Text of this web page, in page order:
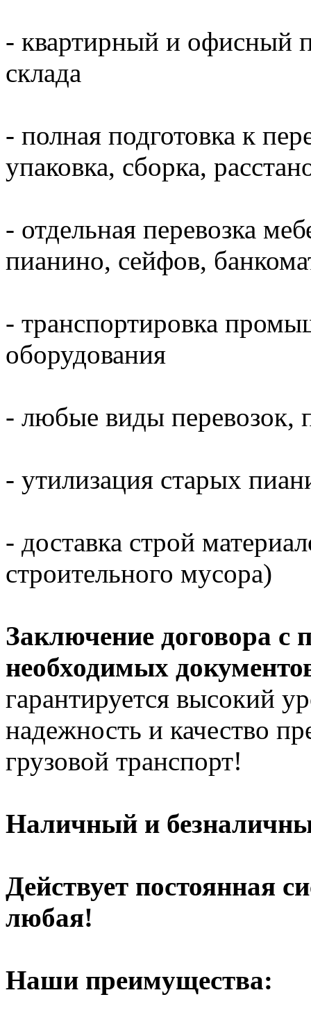
- квартирный и офисный
склада
- полная подготовка к
упаковка, сборка,
- отдельная перевозка
пианино, сейфов,
- транспортировка
оборудования
- любые виды перевозок,
- утилизация старых
- доставка строй
строительного мусора)
Заключение договора с
необходимых
гарантируется высокий
надежность и качество
грузовой транспорт!
Наличный и
Действует постоянная
любая!
Наши преимущества: